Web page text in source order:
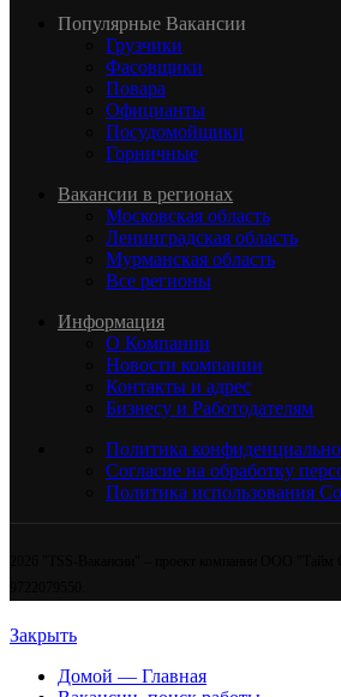
Популярные Вакансии
Грузчики
Фасовщики
Повара
Официанты
Посудомойщики
Горничные
Вакансии в регионах
Московская область
Ленинградская область
Мурманская область
Все регионы
Информация
О Компании
Новости компании
Контакты и адрес
Бизнесу и Работодателям
Политика
Согласие на обработку
Политика использования
Закрыть
Домой — Главная